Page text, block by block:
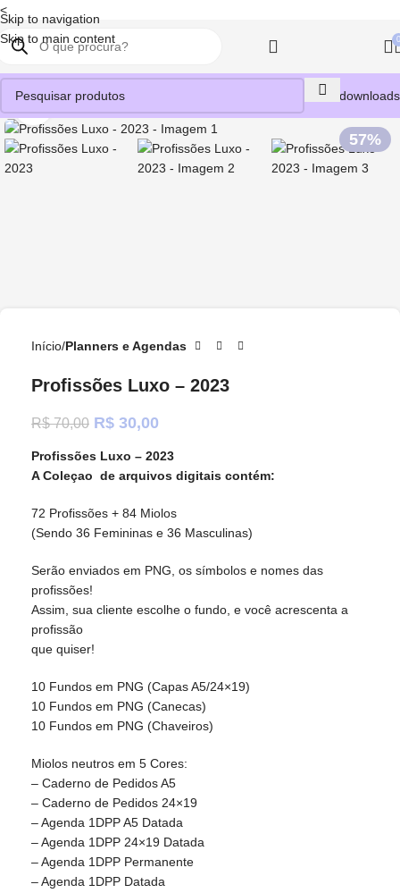
<
Skip to navigation
Skip to main content
Meus downloads
57%
Clique para ampliar
Início Planners e Agendas
Profissões Luxo – 2023
R$70,00 R$ 30,00
Profissões Luxo – 2023
A Coleçao de arquivos digitais contém:
72 Profissões + 84 Miolos
(Sendo 36 Femininas e 36 Masculinas)
Serão enviados em PNG, os símbolos e nomes das
profissões!
Assim, sua cliente escolhe o fundo, e você acrescenta a
profissão
que quiser!
10 Fundos em PNG (Capas A5/24×19)
10 Fundos em PNG (Canecas)
10 Fundos em PNG (Chaveiros)
Miolos neutros em 5 Cores:
– Caderno de Pedidos A5
– Caderno de Pedidos 24×19
– Agenda 1DPP A5 Datada
– Agenda 1DPP 24×19 Datada
– Agenda 1DPP Permanente
– Agenda 1DPP Datada